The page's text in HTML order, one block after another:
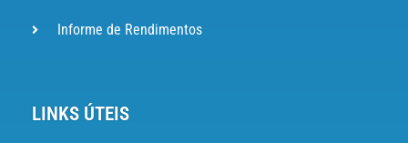
Informe de Rendimentos
LINKS ÚTEIS